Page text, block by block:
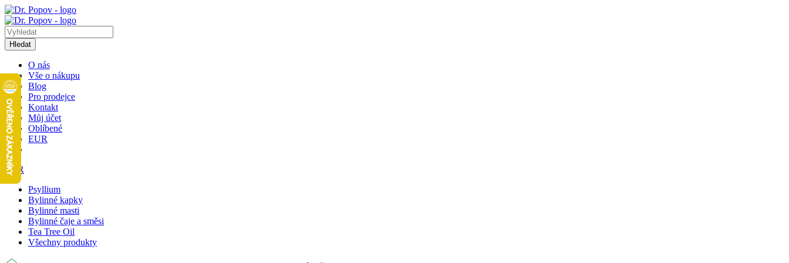
Hledat
O nás
Vše o nákupu
Blog
Pro prodejce
Kontakt
Můj účet
Oblíbené
EUR
EUR
Psyllium
Bylinné kapky
Bylinné masti
Bylinné čaje a směsi
Tea Tree Oil
Všechny produkty